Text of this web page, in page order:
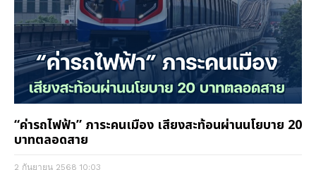
“ค่ารถไฟฟ้า” ภาระคนเมือง เสียงสะท้อนผ่านนโยบาย 20
บาทตลอดสาย
2 กันยายน 2568 10:03